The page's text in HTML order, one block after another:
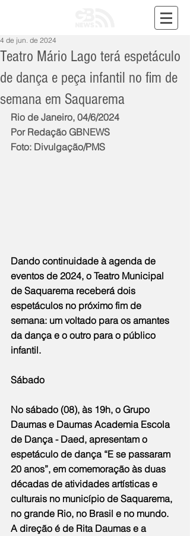
Teatro Mário Lago terá espetáculo
de dança e peça infantil no fim de
semana em Saquarema
4 de jun. de 2024
Rio de Janeiro, 04/6/2024
Por Redação GBNEWS
Foto: Divulgação/PMS
Dando continuidade à agenda de
eventos de 2024, o Teatro Municipal
de Saquarema receberá dois
espetáculos no próximo fim de
semana: um voltado para os amantes
da dança e o outro para o público
infantil.
Sábado
No sábado (08), às 19h, o Grupo
Daumas e Daumas Academia Escola
de Dança - Daed, apresentam o
espetáculo de dança “E se passaram
20 anos”, em comemoração às duas
décadas de atividades artísticas e
culturais no município de Saquarema,
no grande Rio, no Brasil e no mundo.
A direção é de Rita Daumas e a